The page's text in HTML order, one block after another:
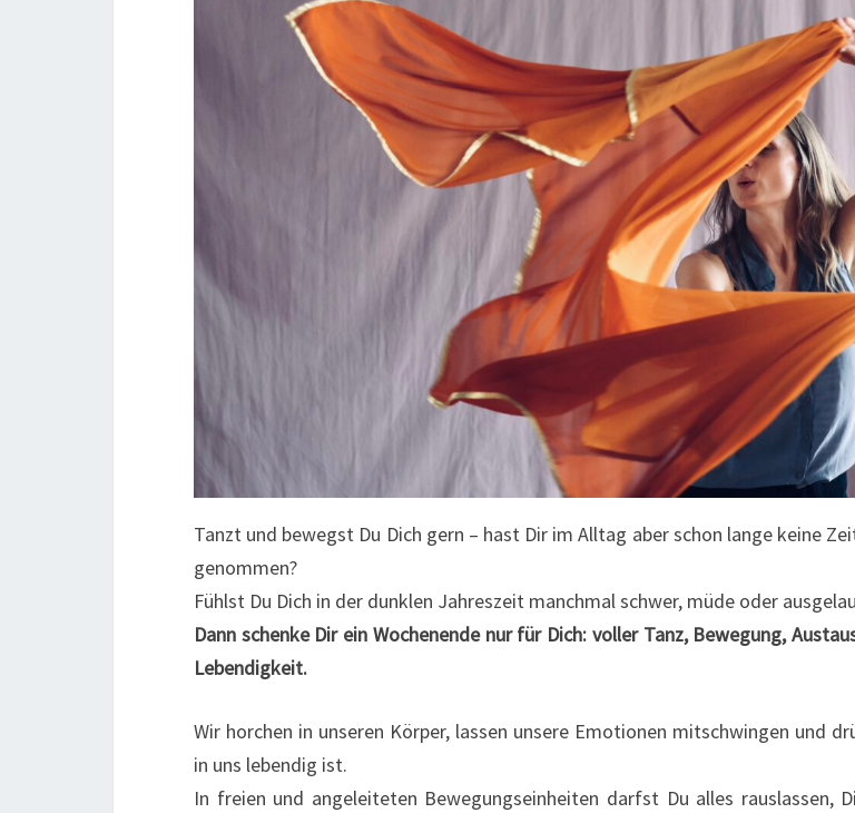
WINTERVERSION
IM
FEBRUAR.
Tanzt und bewegst Du Dich gern – hast Dir im Alltag aber schon lange keine
genommen?
Fühlst Du Dich in der dunklen Jahreszeit manchmal schwer, müde oder
Dann schenke Dir ein Wochenende nur für Dich: voller Tanz, Bewegung,
Lebendigkeit.
Wir horchen in unseren Körper, lassen unsere Emotionen mitschwingen und
in uns lebendig ist.
In freien und angeleiteten Bewegungseinheiten darfst Du alles rauslassen,